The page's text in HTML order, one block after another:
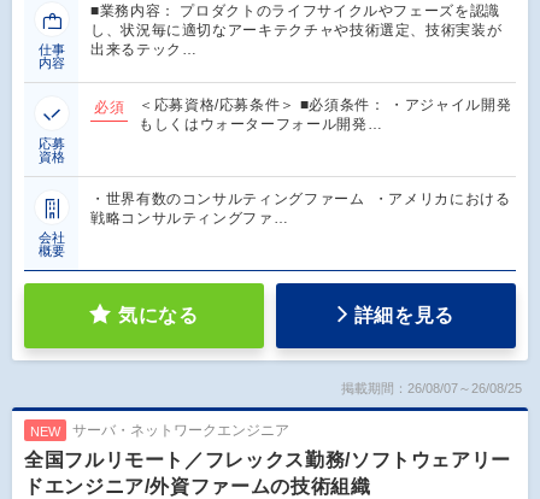
仕事
内容
■業務内容： プロダクトのライフサイクルやフェーズを認識
し、状況毎に適切なアーキテクチャや技術選定、技術実装が
出来るテック…
応募
資格
必須
＜応募資格/応募条件＞ ■必須条件： ・アジャイル開発
もしくはウォーターフォール開発…
会社
概要
・世界有数のコンサルティングファーム ・アメリカにおける
戦略コンサルティングファ…
気になる 詳細を見る
掲載期間：26/08/07～26/08/25
NEW サーバ・ネットワークエンジニア
全国フルリモート／フレックス勤務/ソフトウェアリー
ドエンジニア/外資ファームの技術組織